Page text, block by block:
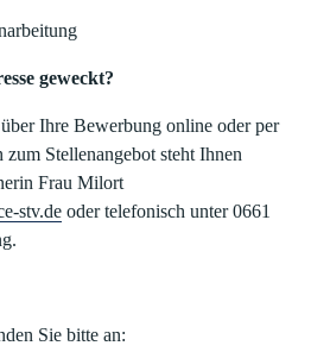
geweckt?
Ihre Bewerbung online oder per
Stellenangebot steht Ihnen
Frau Milort
stv.de oder telefonisch unter 0661
Sie bitte an: